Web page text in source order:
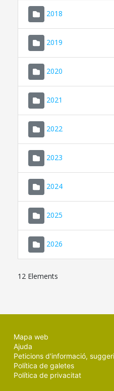
2018
2019
2020
2021
2022
2023
2024
2025
2026
12 Elements
Mapa web
Ajuda
Peticions d'informació,
Política de galetes
Política de privacitat